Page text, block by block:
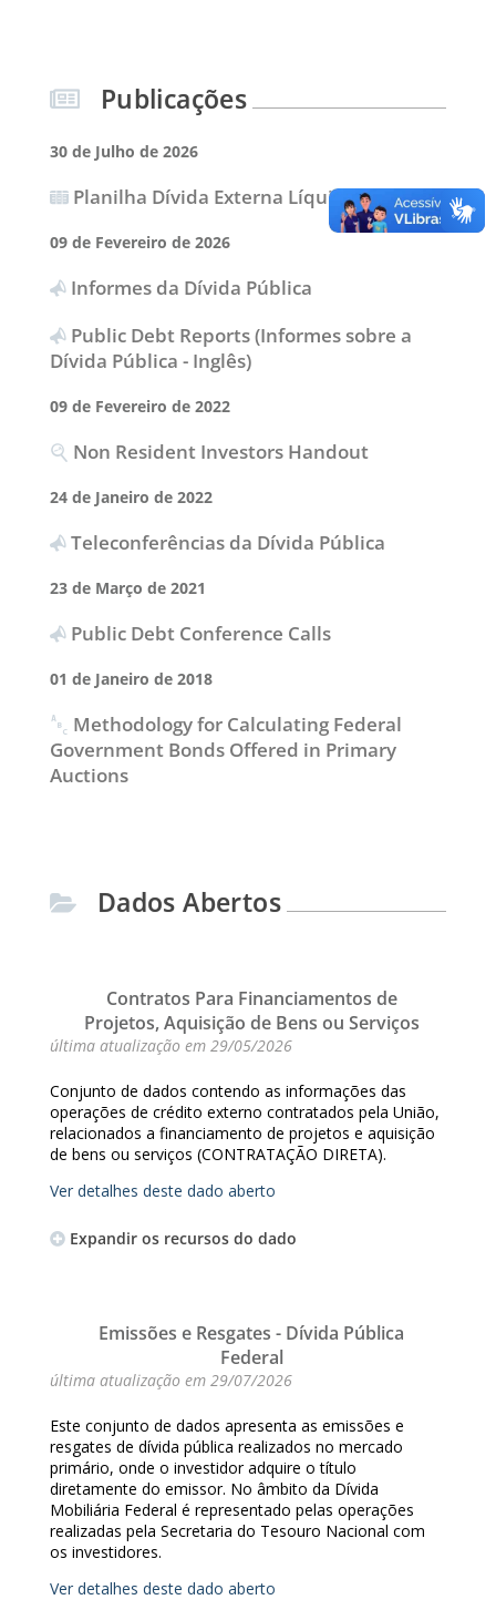
Publicações
30 de Julho de 2026
Planilha Dívida Externa Líquida
09 de Fevereiro de 2026
Informes da Dívida Pública
Public Debt Reports (Informes sobre a
Dívida Pública - Inglês)
09 de Fevereiro de 2022
Non Resident Investors Handout
24 de Janeiro de 2022
Teleconferências da Dívida Pública
23 de Março de 2021
Public Debt Conference Calls
01 de Janeiro de 2018
Methodology for Calculating Federal
Government Bonds Offered in Primary
Auctions
Dados Abertos
Contratos Para Financiamentos de
Projetos, Aquisição de Bens ou Serviços
última atualização em 29/05/2026
Conjunto de dados contendo as informações das
operações de crédito externo contratados pela União,
relacionados a financiamento de projetos e aquisição
de bens ou serviços (CONTRATAÇÃO DIRETA).
Ver detalhes deste dado aberto
Expandir os recursos do dado
Emissões e Resgates - Dívida Pública
Federal
última atualização em 29/07/2026
Este conjunto de dados apresenta as emissões e
resgates de dívida pública realizados no mercado
primário, onde o investidor adquire o título
diretamente do emissor. No âmbito da Dívida
Mobiliária Federal é representado pelas operações
realizadas pela Secretaria do Tesouro Nacional com
os investidores.
Ver detalhes deste dado aberto